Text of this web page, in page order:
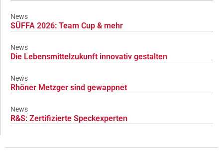
News
SÜFFA 2026: Team Cup & mehr
News
Die Lebensmittelzukunft innovativ gestalten
News
Rhöner Metzger sind gewappnet
News
R&S: Zertifizierte Speckexperten